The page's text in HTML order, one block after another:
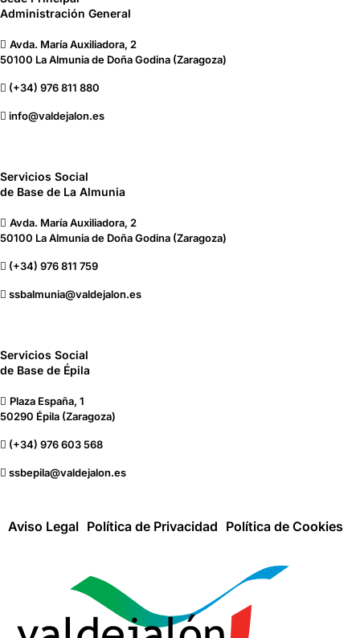
Administración General
Avda. María Auxiliadora, 2
50100 La Almunia de Doña Godina (Zaragoza)
(+34) 976 811 880
info@valdejalon.es
Servicios Social
de Base de La Almunia
Avda. María Auxiliadora, 2
50100 La Almunia de Doña Godina (Zaragoza)
(+34) 976 811 759
ssbalmunia@valdejalon.es
Servicios Social
de Base de Épila
Plaza España, 1
50290 Épila (Zaragoza)
(+34) 976 603 568
ssbepila@valdejalon.es
Aviso Legal Política de Privacidad Política de Cookies